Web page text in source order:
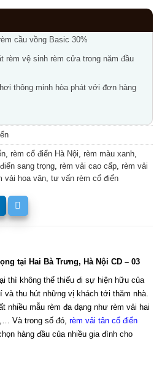
cầu vồng Basic 30%
rèm vệ sinh rèm cửa trong năm đầu
thông minh hòa phát với đơn hàng
rèm cổ điển Hà Nội rèm màu xanh
sang trọng rèm vải cao cấp rèm vải
vải hoa văn tư vấn rèm cổ điển
tại Hai Bà Trưng, Hà Nội CD – 03
thì không thể thiếu đi sự hiện hữu của
và thu hút những vị khách tới thăm nhà.
nhiều mẫu rèm đa dạng như rèm vải hai
Và trong số đó, rèm vải tân cổ điển
hàng đầu của nhiều gia đình cho